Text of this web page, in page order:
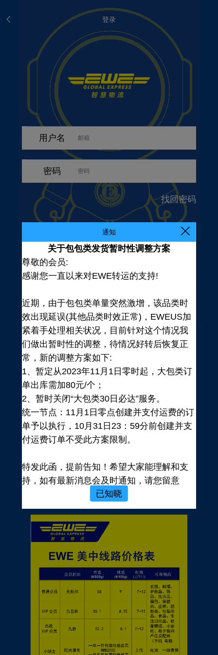
登录
用户名
密码
找回密码
登录
注册新手有礼
价格表
通知
关于包包类发货暂时性调整方案
尊敬的会员:
感谢您一直以来对EWE转运的支持!
近期，由于包包类单量突然激增，该品类时
效出现延误(其他品类时效正常)，EWEUS加
紧着手处理相关状况，目前针对这个情况我
们做出暂时性的调整，待情况好转后恢复正
常，新的调整方案如下:
1、暂定从2023年11月1日零时起，大包类订
单出库需加80元/个；
2、暂时关闭“大包类30日必达”服务。
统一节点：11月1日零点创建并支付运费的订
单予以执行，10月31日23：59分前创建并支
付运费订单不受此方案限制。
特发此函，提前告知！希望大家能理解和支
持，如有最新消息会及时通知，请您留意
EWE转运官网公告，再次感谢您的配合与支
持！
EWE US EXPRESS INC.
2023年10月19日
已知晓